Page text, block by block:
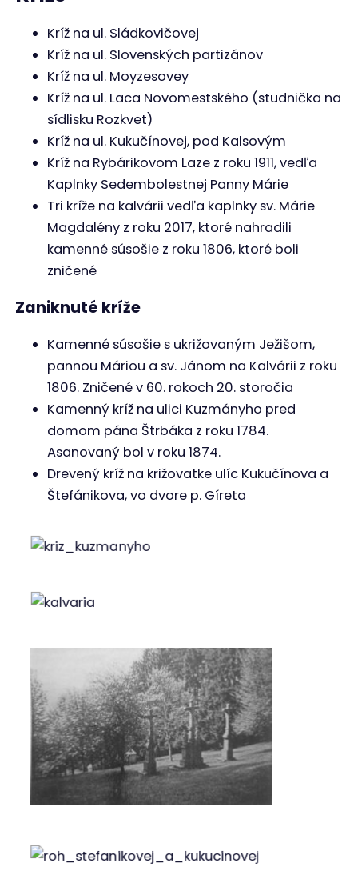
1./ BORČÁNYI, Jozef, 2016. Katolíckym perom spod
Manína, 1. vydanie, Vydavateľstvo Alfa a Omega,
2016, 295 s., ISBN 978-80-89828-08-1
2./ KORTMAN, Bohuslav, 2006. Považská Bystrica Z
dejín mesta, 1. vydanie, Knižné centrum Žilina,
2006, 278 s., ISBN 80-8064-244-3
3./ MIKO, Vojtech, 2000. Považská Bystrica História
do roku 2000, 3. vydanie, 93 s.
4./ Zdroje fotografií: Milan Belás, Helena Hollá,
Ambróz Gabčo zbierka z ŠA PB, Laco Makay, Tomáš
Bořuta, osobný archív, internet
Ing. Roman Horecký
Narodil sa v Žiline a momentálne pracuje
v zahraničí ako CAD konštruktér. Väčšinu
života však vyrastal v Považskej Bystrici,
ktorá mu prirástla k srdcu. Zaujala ho
rozhodol prinášať všetkým obyvateľom s
cieľom prebudiť u nich častokrát
Predchádzajúci
1. máj – Sviatok práce